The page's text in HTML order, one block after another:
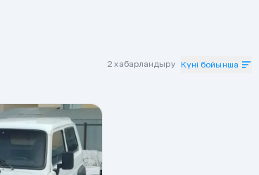
2 хабарландыру Күні бойынша